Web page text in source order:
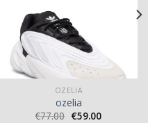
OZELIA
ozelia
€77.00 €59.00